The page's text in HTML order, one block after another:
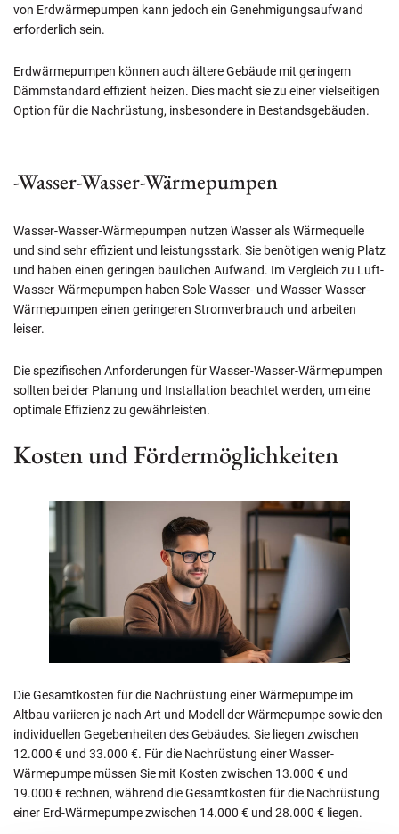
von Erdwärmepumpen kann jedoch ein Genehmigungsaufwand
erforderlich sein.
Erdwärmepumpen können auch ältere Gebäude mit geringem
Dämmstandard effizient heizen. Dies macht sie zu einer vielseitigen
Option für die Nachrüstung, insbesondere in Bestandsgebäuden.
-Wasser-Wasser-Wärmepumpen
Wasser-Wasser-Wärmepumpen nutzen Wasser als Wärmequelle
und sind sehr effizient und leistungsstark. Sie benötigen wenig Platz
und haben einen geringen baulichen Aufwand. Im Vergleich zu Luft-
Wasser-Wärmepumpen haben Sole-Wasser- und Wasser-Wasser-
Wärmepumpen einen geringeren Stromverbrauch und arbeiten
leiser.
Die spezifischen Anforderungen für Wasser-Wasser-Wärmepumpen
sollten bei der Planung und Installation beachtet werden, um eine
optimale Effizienz zu gewährleisten.
Kosten und Fördermöglichkeiten
Die Gesamtkosten für die Nachrüstung einer Wärmepumpe im
Altbau variieren je nach Art und Modell der Wärmepumpe sowie den
individuellen Gegebenheiten des Gebäudes. Sie liegen zwischen
12.000 € und 33.000 €. Für die Nachrüstung einer Wasser-
Wärmepumpe müssen Sie mit Kosten zwischen 13.000 € und
19.000 € rechnen, während die Gesamtkosten für die Nachrüstung
einer Erd-Wärmepumpe zwischen 14.000 € und 28.000 € liegen.